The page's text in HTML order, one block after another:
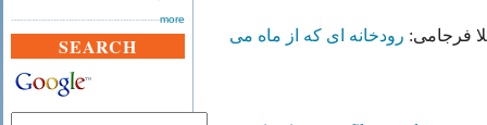
more
SEARCH فرجامی: رودخانه ای که از ماه می